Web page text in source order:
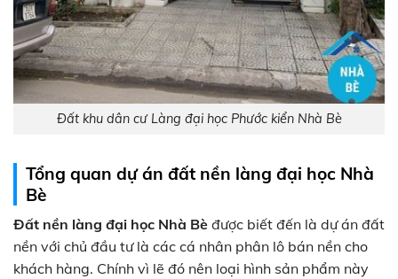
Đất khu dân cư Làng đại học Phước kiển Nhà Bè
Tổng quan dự án đất nền làng đại học Nhà
Bè
Đất nền làng đại học Nhà Bè được biết đến là dự án đất
nền với chủ đầu tư là các cá nhân phân lô bán nền cho
khách hàng. Chính vì lẽ đó nên loại hình sản phẩm này